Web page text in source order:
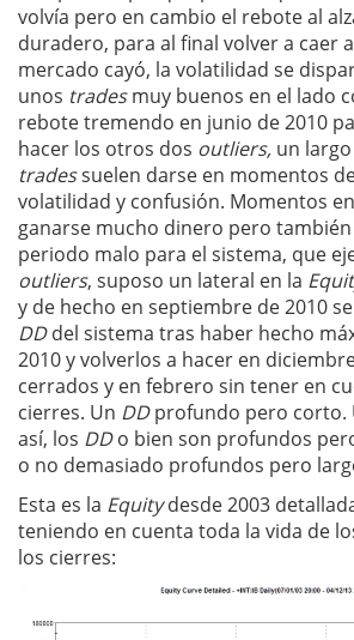
volvía pero en cambio el rebote al
duradero, para al final volver a caer
mercado cayó, la volatilidad se
unos tradesmuy buenos en el lado
rebote tremendo en junio de 2010
hacer los otros dos outliers, un
tradessuelen darse en momentos
volatilidad y confusión. Momentos
ganarse mucho dinero pero
periodo malo para el sistema, que
outliers, suposo un lateral en la
y de hecho en septiembre de 2010
DDdel sistema tras haber hecho
2010 y volverlos a hacer en
cerrados y en febrero sin tener en
cierres. Un DDprofundo pero corto.
así, los DDo bien son profundos
o no demasiado profundos pero
Esta es la Equitydesde 2003
teniendo en cuenta toda la vida de
los cierres: